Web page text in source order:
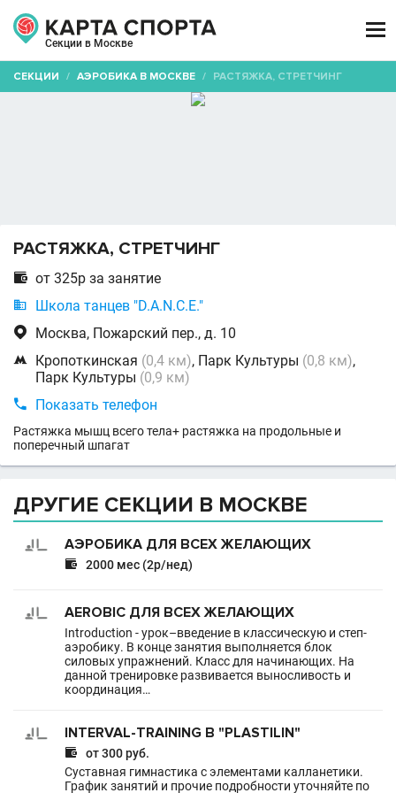
Секции в Москве

СЕКЦИИ / АЭРОБИКА В МОСКВЕ / РАСТЯЖКА, СТРЕТЧИНГ
РАСТЯЖКА, СТРЕТЧИНГ
 от 325р за занятие
 Школа танцев "D.A.N.C.E."
 Москва, Пожарский пер., д. 10
 Кропоткинская (0,4 км), Парк Культуры (0,8 км),
Парк Культуры (0,9 км)
 Показать телефон
Растяжка мышц всего тела+ растяжка на продольные и
поперечный шпагат
ДРУГИЕ СЕКЦИИ В МОСКВЕ
АЭРОБИКА ДЛЯ ВСЕХ ЖЕЛАЮЩИХ
 2000 мес (2р/нед)
AEROBIC ДЛЯ ВСЕХ ЖЕЛАЮЩИХ
Introduction - урок–введение в классическую и степ-
аэробику. В конце занятия выполняется блок
силовых упражнений. Класс для начинающих. На
данной тренировке развивается выносливость и
координация…
INTERVAL-TRAINING В "PLASTILIN"

от 300 руб.
Суставная гимнастика с элементами калланетики.
График занятий и прочие подробности уточняйте по